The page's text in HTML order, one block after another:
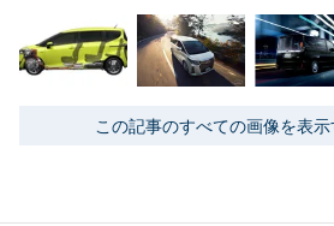
この記事のすべての画像を表示